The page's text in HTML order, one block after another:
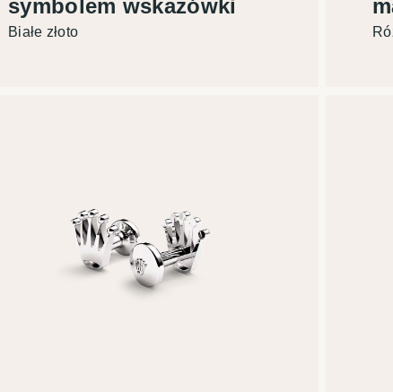
symbolem wskazówki
Białe złoto